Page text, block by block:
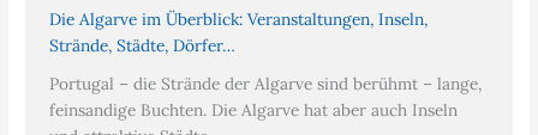
Die Algarve im Überblick: Veranstaltungen, Inseln,
Strände, Städte, Dörfer…
Portugal – die Strände der Algarve sind berühmt – lange,
feinsandige Buchten. Die Algarve hat aber auch Inseln